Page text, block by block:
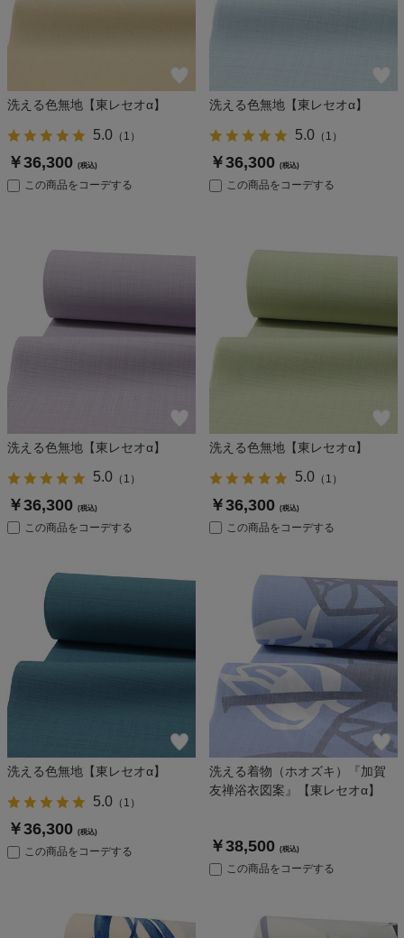
洗える色無地【東レセオα】
5.0（ 1 ）
￥36,300 (税込)
この商品をコーデする
洗える色無地【東レセオα】
5.0（ 1 ）
￥36,300 (税込)
この商品をコーデする
洗える色無地【東レセオα】
5.0（ 1 ）
￥36,300 (税込)
この商品をコーデする
洗える色無地【東レセオα】
5.0（ 1 ）
￥36,300 (税込)
この商品をコーデする
洗える色無地【東レセオα】
5.0（ 1 ）
￥36,300 (税込)
この商品をコーデする
洗える着物（ホオズキ）『加賀
友禅浴衣図案』【東レセオα】
￥38,500 (税込)
この商品をコーデする